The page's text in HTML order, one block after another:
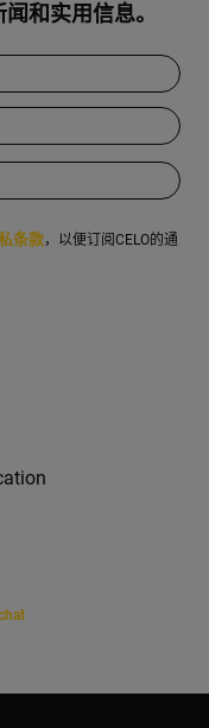
和实用信息。
条款，以便订阅CELO的通